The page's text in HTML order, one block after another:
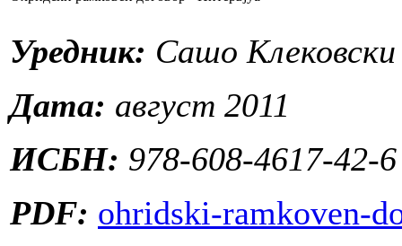
Уредник: Сашо Клековски
Дата: август 2011
ИСБН: 978-608-4617-42-6
PDF: ohridski-ramkoven-